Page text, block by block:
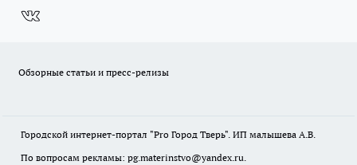
Обзорные статьи и пресс-релизы
Городской интернет-портал "Pro Город Тверь". ИП малышева А.В.
По вопросам рекламы: pg.materinstvo@yandex.ru.